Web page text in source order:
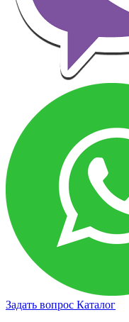
Задать вопрос Каталог